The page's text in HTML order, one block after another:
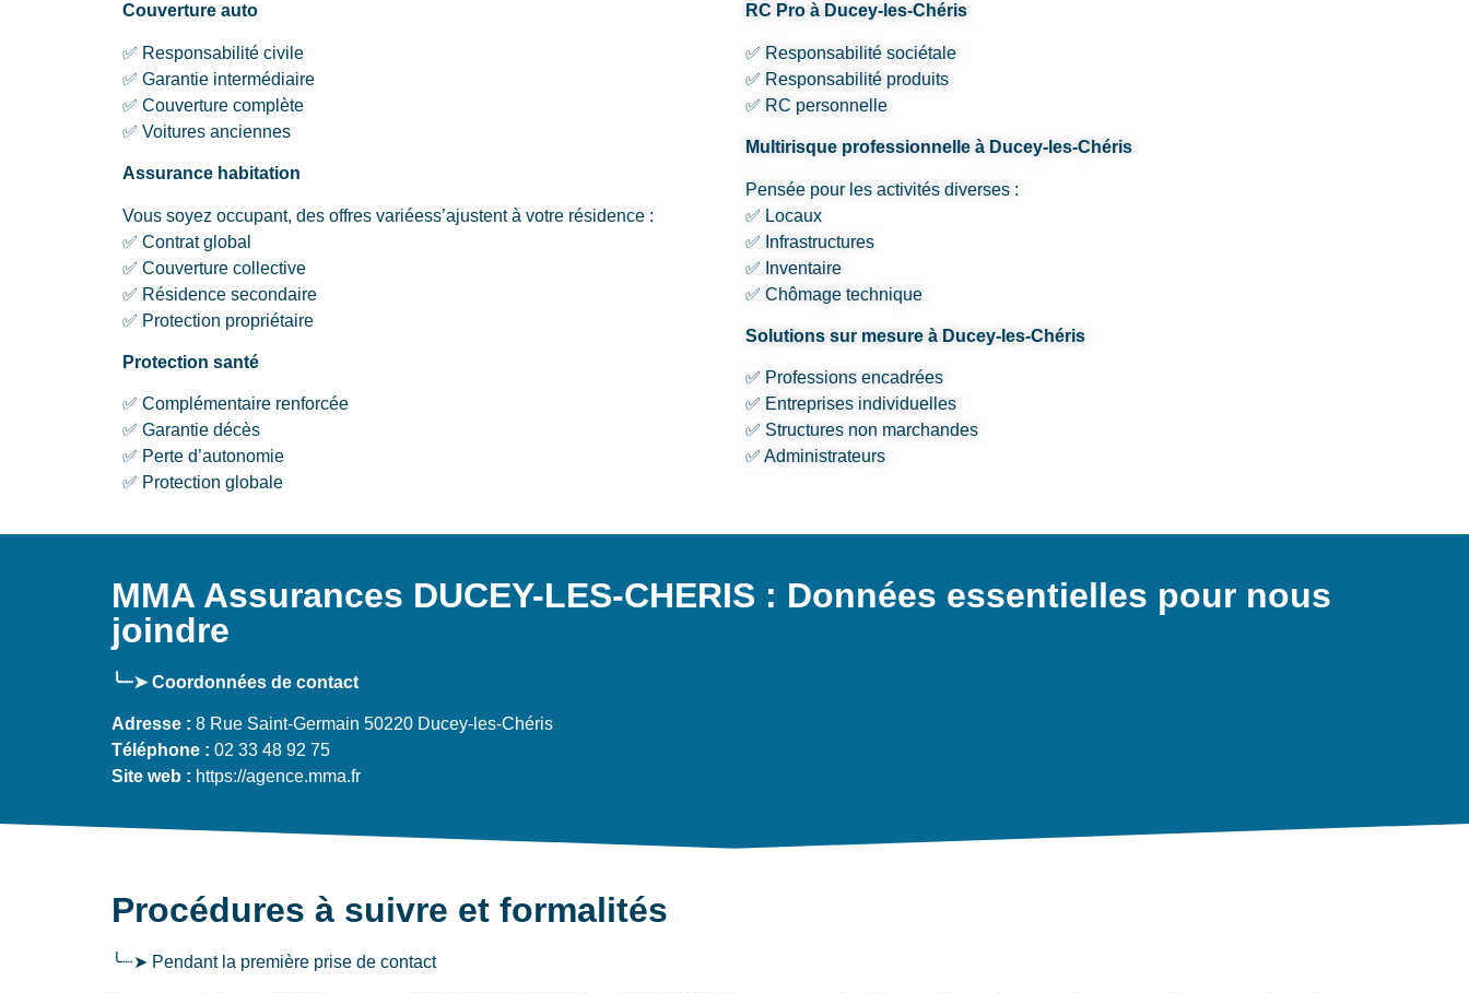
Couverture auto
✅ Responsabilité civile
✅ Garantie intermédiaire
✅ Couverture complète
✅ Voitures anciennes
Assurance habitation
Vous soyez occupant, des offres variéess’ajustent à votre résidence :
✅ Contrat global
✅ Couverture collective
✅ Résidence secondaire
✅ Protection propriétaire
Protection santé
✅ Complémentaire renforcée
✅ Garantie décès
✅ Perte d’autonomie
✅ Protection globale
RC Pro à Ducey-les-Chéris
✅ Responsabilité sociétale
✅ Responsabilité produits
✅ RC personnelle
Multirisque professionnelle à Ducey-les-Chéris
Pensée pour les activités diverses :
✅ Locaux
✅ Infrastructures
✅ Inventaire
✅ Chômage technique
Solutions sur mesure à Ducey-les-Chéris
✅ Professions encadrées
✅ Entreprises individuelles
✅ Structures non marchandes
✅ Administrateurs
MMA Assurances DUCEY-LES-CHERIS : Données essentielles pour nous
joindre
╰┈➤ Coordonnées de contact
Adresse : 8 Rue Saint-Germain 50220 Ducey-les-Chéris
Téléphone : 02 33 48 92 75
Site web : https://agence.mma.fr
Procédures à suivre et formalités
╰┈➤ Pendant la première prise de contact